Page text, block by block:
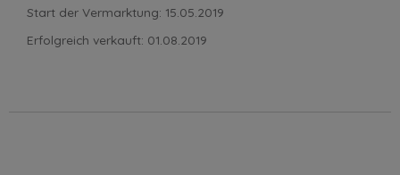
Start der Vermarktung: 15.05.2019
Erfolgreich verkauft: 01.08.2019